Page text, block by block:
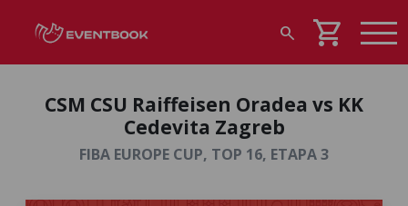
search shopping_cart
CSM CSU Raiffeisen Oradea vs KK
Cedevita Zagreb
FIBA EUROPE CUP, TOP 16, ETAPA 3